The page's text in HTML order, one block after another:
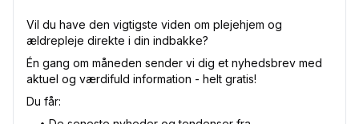
Vil du have den vigtigste viden om plejehjem og
ældrepleje direkte i din indbakke?
Én gang om måneden sender vi dig et nyhedsbrev med
aktuel og værdifuld information - helt gratis!
Du får: